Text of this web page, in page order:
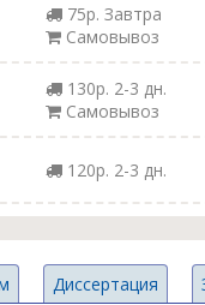
75р. Завтра
Самовывоз
130р. 2-3 дн.
Самовывоз
120р. 2-3 дн.
Диссертация